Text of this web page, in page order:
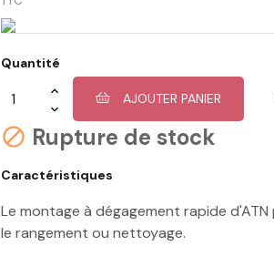
Quantité
AJOUTER PANIER
 Rupture de stock
Caractéristiques
Le montage à dégagement rapide
le rangement ou nettoyage.